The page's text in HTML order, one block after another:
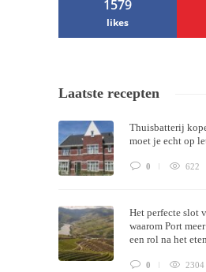
1579
likes
Themes bySilicon Themes
now!
Laatste recepten
Thuisbatterij
moet je echt op
0 622
Het perfecte slot
waarom Port
een rol na het eten
0 2304